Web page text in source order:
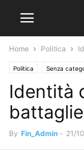
Home Politica
Politica Senza
Identità
By Fin_Admin - 21/